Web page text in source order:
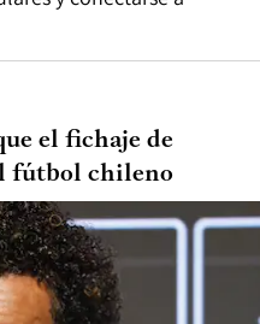
el fichaje de
fútbol chileno